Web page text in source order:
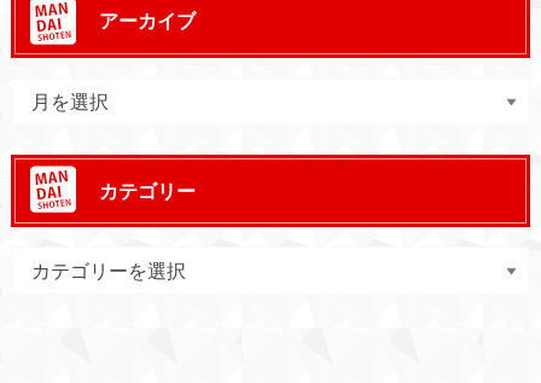
アーカイブ
カテゴリー